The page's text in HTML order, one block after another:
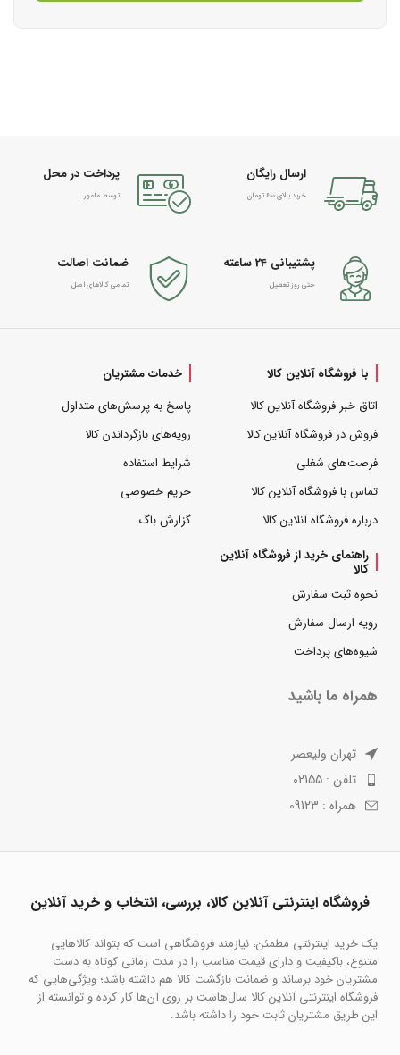
ارسال رایگان
خرید بالای 600 تومان
پرداخت در محل
توسط مامور
پشتیبانی 24 ساعته
حتی روز تعطیل
ضمانت اصالت
تمامی کالاهای اصل
با فروشگاه آنلاین کالا
اتاق خبر فروشگاه آنلاین کالا
فروش در فروشگاه آنلاین کالا
فرصت‌های شغلی
تماس با فروشگاه آنلاین کالا
درباره فروشگاه آنلاین کالا
خدمات مشتریان
پاسخ به پرسش‌های متداول
رویه‌های بازگرداندن کالا
شرایط استفاده
حریم خصوصی
گزارش باگ
راهنمای خرید از فروشگاه آنلاین
کالا
نحوه ثبت سفارش
رویه ارسال سفارش
شیوه‌های پرداخت
همراه ما باشید
تهران ولیعصر
تلفن : 02155
همراه : 09123
فروشگاه اینترنتی آنلاین کالا، بررسی، انتخاب و خرید آنلاین
یک خرید اینترنتی مطمئن، نیازمند فروشگاهی است که بتواند کالاهایی
متنوع، باکیفیت و دارای قیمت مناسب را در مدت زمانی کوتاه به دست
مشتریان خود برساند و ضمانت بازگشت کالا هم داشته باشد؛ ویژگی‌هایی که
فروشگاه اینترنتی آنلاین کالا سال‌هاست بر روی آن‌ها کار کرده و توانسته از
این طریق مشتریان ثابت خود را داشته باشد.